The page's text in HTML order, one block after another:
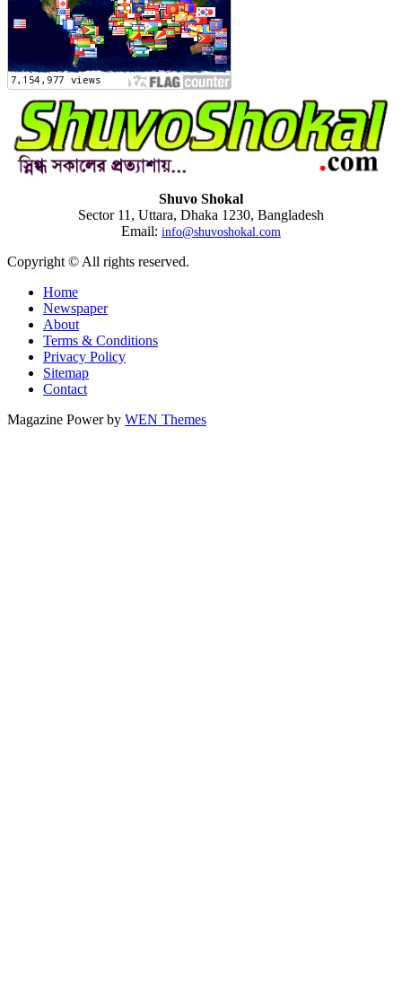
Shuvo Shokal
Sector 11, Uttara, Dhaka 1230, Bangladesh
Email: info@shuvoshokal.com
Copyright © All rights reserved.
Home
Newspaper
About
Terms & Conditions
Privacy Policy
Sitemap
Contact
Magazine Power by WEN Themes